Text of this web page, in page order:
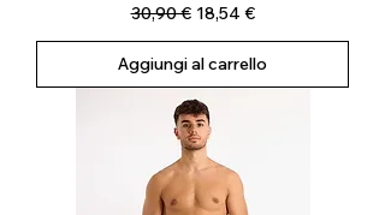
Prezzo regolare
30,90 € Prezzo scontato
18,54 €
Aggiungi al carrello